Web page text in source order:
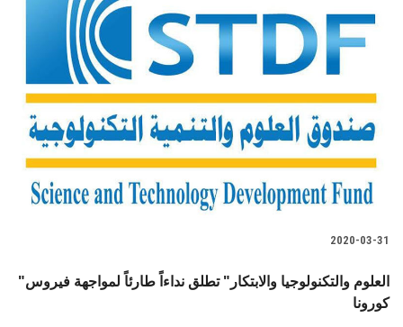
تواصل معنا
الطلاب
هيئة التدريس
الخريجين
2020-03-31
"العلوم والتكنولوجيا والابتكار" تطلق نداءاً طارئاً لمواجهة فيروس
كورونا